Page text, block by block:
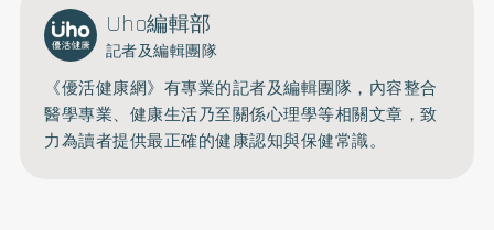
Uho編輯部
記者及編輯團隊
《優活健康網》有專業的記者及編輯團隊，內容整合
醫學專業、健康生活乃至關係心理學等相關文章，致
力為讀者提供最正確的健康認知與保健常識。